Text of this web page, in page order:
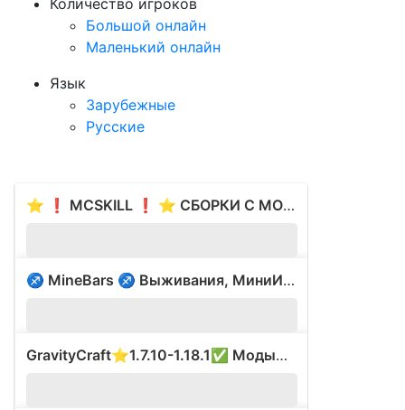
Количество игроков
Большой онлайн
Маленький онлайн
Язык
Зарубежные
Русские
⭐ ❗ MCSKILL ❗ ⭐ СБОРКИ С МОДАМИ ⭐ ВАЙП 17.05 ⭐
♐ MineBars ♐ Выживания, МиниИгры ⭐ 1.8-1.18.2
GravityCraft⭐1.7.10-1.18.1✅ Моды⭐Был ВАЙП⚡